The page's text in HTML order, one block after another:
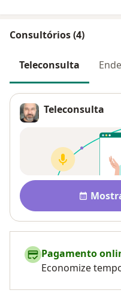
Consultórios (4)
Teleconsulta
Teleconsulta
Disponibilidade
Pagamento
Economize